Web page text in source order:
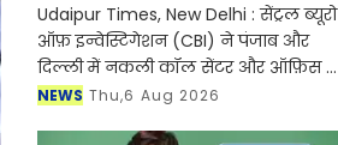
Udaipur Times, New Delhi : सेंट्रल ब्यूरो
ऑफ़ इन्वेस्टिगेशन (CBI) ने पंजाब और
दिल्ली में नकली कॉल सेंटर और ऑफ़िस के
ज़रिए चल रहे एक बड़े इंटरनेशनल टेक-
NEWS Thu,6 Aug 2026